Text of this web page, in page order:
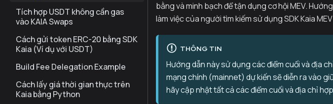
Tích hợp USDT không cần gas
vào KAIA Swaps
Cách gửi token ERC-20 bằng SDK
Kaia (Ví dụ với USDT)
Build Fee Delegation Example
Cách lấy giá thời gian thực trên
Kaia bằng Python
bằng và minh bạch để tận dụng cơ hội MEV.
làm việc của người tìm kiếm sử dụng SDK Kaia
THÔNG TIN
Hướng dẫn này sử dụng các điểm cuối và địa
mạng chính (mainnet) dự kiến sẽ diễn ra vào
hãy cập nhật tất cả các điểm cuối và địa chỉ